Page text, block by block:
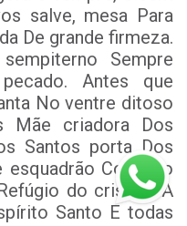
salve, mesa Para
De grande firmeza.
Sempre
Antes que
No ventre ditoso
Mãe criadora Dos
Santos porta Dos
esquadrão Contra o
do cristão. A
Santo E todas